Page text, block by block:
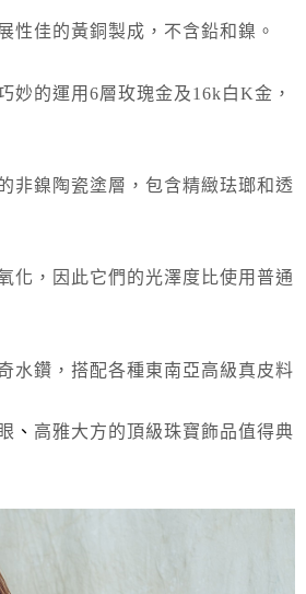
以上)免運費
以上)免運費
性佳的黃銅製成，不含鉛和鎳 。
妙的運用 6層玫瑰金及16k白K金，
非鎳陶瓷塗層，包含精緻珐瑯和透
化 ， 因此它們的光澤度比使用普通
水鑽，搭配各種東南亞高級真皮料
、 高雅大方的頂級珠寶飾品值得典